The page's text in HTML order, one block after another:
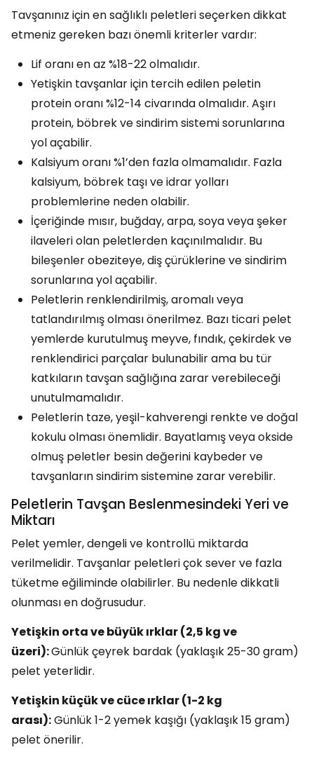
Tavşanınız için en sağlıklı peletleri seçerken dikkat
etmeniz gereken bazı önemli kriterler vardır:
Lif oranı en az %18-22 olmalıdır.
Yetişkin tavşanlar için tercih edilen peletin
protein oranı %12-14 civarında olmalıdır. Aşırı
protein, böbrek ve sindirim sistemi sorunlarına
yol açabilir.
Kalsiyum oranı %1’den fazla olmamalıdır. Fazla
kalsiyum, böbrek taşı ve idrar yolları
problemlerine neden olabilir.
İçeriğinde mısır, buğday, arpa, soya veya şeker
ilaveleri olan peletlerden kaçınılmalıdır. Bu
bileşenler obeziteye, diş çürüklerine ve sindirim
sorunlarına yol açabilir.
Peletlerin renklendirilmiş, aromalı veya
tatlandırılmış olması önerilmez. Bazı ticari pelet
yemlerde kurutulmuş meyve, fındık, çekirdek ve
renklendirici parçalar bulunabilir ama bu tür
katkıların tavşan sağlığına zarar verebileceği
unutulmamalıdır.
Peletlerin taze, yeşil-kahverengi renkte ve doğal
kokulu olması önemlidir. Bayatlamış veya okside
olmuş peletler besin değerini kaybeder ve
tavşanların sindirim sistemine zarar verebilir.
Peletlerin Tavşan Beslenmesindeki Yeri ve
Miktarı
Pelet yemler, dengeli ve kontrollü miktarda
verilmelidir. Tavşanlar peletleri çok sever ve fazla
tüketme eğiliminde olabilirler. Bu nedenle dikkatli
olunması en doğrusudur.
Yetişkin orta ve büyük ırklar (2,5 kg ve
üzeri):Günlük çeyrek bardak (yaklaşık 25-30 gram)
pelet yeterlidir.
Yetişkin küçük ve cüce ırklar (1-2 kg
arası):Günlük 1-2 yemek kaşığı (yaklaşık 15 gram)
pelet önerilir.